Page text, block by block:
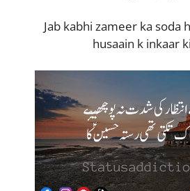
Jab kabhi zameer ka soda
husaain k inkaar